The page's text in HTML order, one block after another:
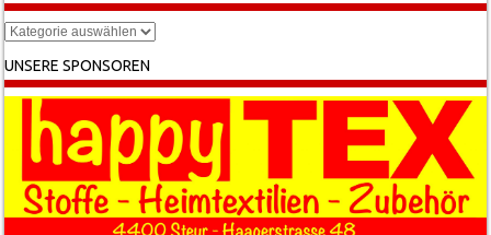
Kategorien
UNSERE SPONSOREN